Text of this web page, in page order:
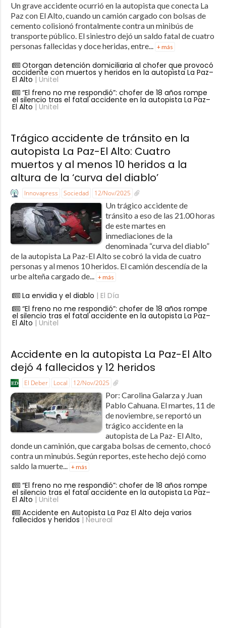
Un grave accidente ocurrió en la autopista que conecta La
Paz con El Alto, cuando un camión cargado con bolsas de
cemento colisionó frontalmente contra un minibús de
transporte público. El siniestro dejó un saldo fatal de cuatro
personas fallecidas y doce heridas, entre... + más
Otorgan detención domiciliaria al chofer que provocó
accidente con muertos y heridos en la autopista La Paz–
El Alto | Unitel
“El freno no me respondió”: chofer de 18 años rompe
el silencio tras el fatal accidente en la autopista La Paz–
El Alto | Unitel
Trágico accidente de tránsito en la
autopista La Paz-El Alto: Cuatro
muertos y al menos 10 heridos a la
altura de la ‘curva del diablo’
Innovapress Sociedad 12/Nov/2025
Un trágico accidente de
tránsito a eso de las 21.00 horas
de este martes en
inmediaciones de la
denominada “curva del diablo”
de la autopista La Paz-El Alto se cobró la vida de cuatro
personas y al menos 10 heridos. El camión descendía de la
urbe alteña cargado de... + más
La envidia y el diablo | El Día
“El freno no me respondió”: chofer de 18 años rompe
el silencio tras el fatal accidente en la autopista La Paz–
El Alto | Unitel
Accidente en la autopista La Paz-El Alto
dejó 4 fallecidos y 12 heridos
El Deber Local 12/Nov/2025
Por: Carolina Galarza y Juan
Pablo Cahuana. El martes, 11 de
de noviembre, se reportó un
trágico accidente en la
autopista de La Paz- El Alto,
donde un caminión, que cargaba bolsas de cemento, chocó
contra un minubús. Según reportes, este hecho dejó como
saldo la muerte... + más
“El freno no me respondió”: chofer de 18 años rompe
el silencio tras el fatal accidente en la autopista La Paz–
El Alto | Unitel
Accidente en Autopista La Paz El Alto deja varios
fallecidos y heridos | Neureal